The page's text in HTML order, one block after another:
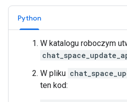
Python
W katalogu roboczym
W pliku
ten kod: